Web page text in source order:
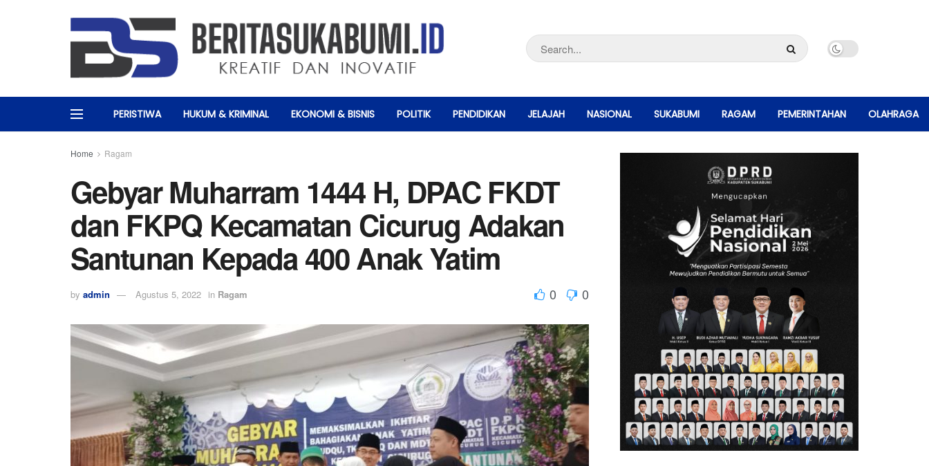
PERISTIWA HUKUM & KRIMINAL EKONOMI & BISNIS POLITIK PENDIDIKAN JELAJAH NASIONAL SUKABUMI RAGAM PEMERINTAHAN OLAHRAGA
Home Ragam
Gebyar Muharram 1444 H, DPAC FKDT
dan FKPQ Kecamatan Cicurug Adakan
Santunan Kepada 400 Anak Yatim
by admin Agustus 5, 2022 in Ragam 0 0